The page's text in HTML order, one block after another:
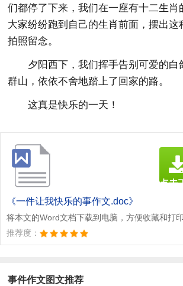
们都停了下来，我们在一座有十二生肖
大家纷纷跑到自己的生肖前面，摆出这
拍照留念。
夕阳西下，我们挥手告别可爱的白
群山，依依不舍地踏上了回家的路。
这真是快乐的一天！
《一件让我快乐的事作文.doc》
将本文的Word文档下载到电脑，方便收藏和打印
推荐度：
点击
事件作文图文推荐